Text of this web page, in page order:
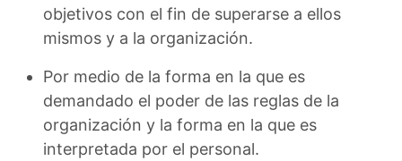
objetivos con el fin de superarse a ellos
mismos y a la organización.
Por medio de la forma en la que es
demandado el poder de las reglas de la
organización y la forma en la que es
interpretada por el personal.